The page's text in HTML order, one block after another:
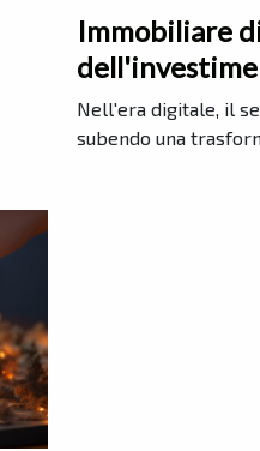
Immobiliare
Nell'era digitale, il
subendo una